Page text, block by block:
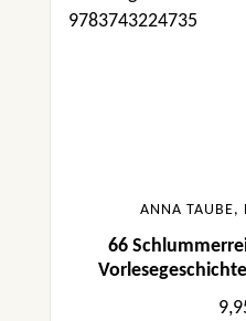
ANNA TAUBE,
66